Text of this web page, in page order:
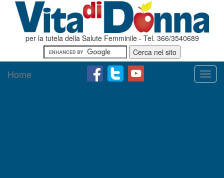
per la tutela della Salute Femminile - Tel. 366/3540689
Home